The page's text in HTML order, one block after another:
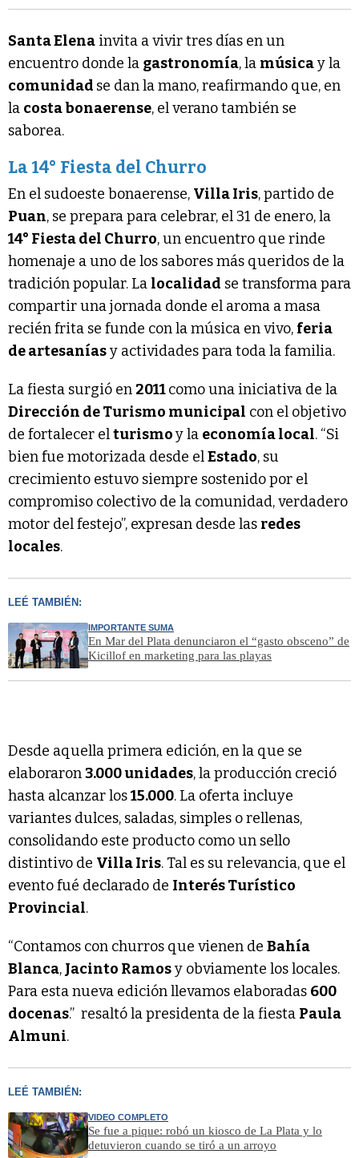
Santa Elena invita a vivir tres días en un
encuentro donde la gastronomía, la músicay la
comunidad se dan la mano, reafirmando que, en
la costa bonaerense, el verano también se
saborea.
La 14° Fiesta del Churro
En el sudoeste bonaerense, Villa Iris, partido de
Puan, se prepara para celebrar, el 31 de enero, la
14° Fiesta del Churro, un encuentro que rinde
homenaje a uno de los sabores más queridos de la
tradición popular. La localidad se transforma para
compartir una jornada donde el aroma a masa
recién frita se funde con la música en vivo, feria
de artesaníasy actividades para toda la familia.
La fiesta surgió en 2011como una iniciativa de la
Dirección de Turismo municipal con el objetivo
de fortalecer elturismoy la economía local. “Si
bien fue motorizada desde elEstado, su
crecimiento estuvo siempre sostenido por el
compromiso colectivo de la comunidad, verdadero
motor del festejo”, expresan desde las redes
locales.
LEÉ TAMBIÉN:
IMPORTANTE SUMA
En Mar del Plata denunciaron el “gasto obsceno” de
Kicillof en marketing para las playas
Desde aquella primera edición, en la que se
elaboraron3.000 unidades, la producción creció
hasta alcanzar los15.000. La oferta incluye
variantes dulces, saladas, simples o rellenas,
consolidando este producto como un sello
distintivo de Villa Iris. Tal es su relevancia, que el
evento fué declarado de Interés Turístico
Provincial.
“Contamos con churros que vienen de Bahía
Blanca, Jacinto Ramosy obviamente los locales.
Para esta nueva edición llevamos elaboradas 600
docenas.” resaltó la presidenta de la fiesta Paula
Almuni.
LEÉ TAMBIÉN:
VIDEO COMPLETO
Se fue a pique: robó un kiosco de La Plata y lo
detuvieron cuando se tiró a un arroyo